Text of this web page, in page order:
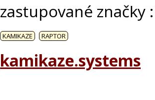
zastupované značky :
KAMIKAZE RAPTOR
kamikaze.systems